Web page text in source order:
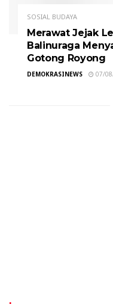
SOSIAL BUDAYA
Merawat Jejak
Balinuraga
Gotong Royong
DEMOKRASINEWS 07/